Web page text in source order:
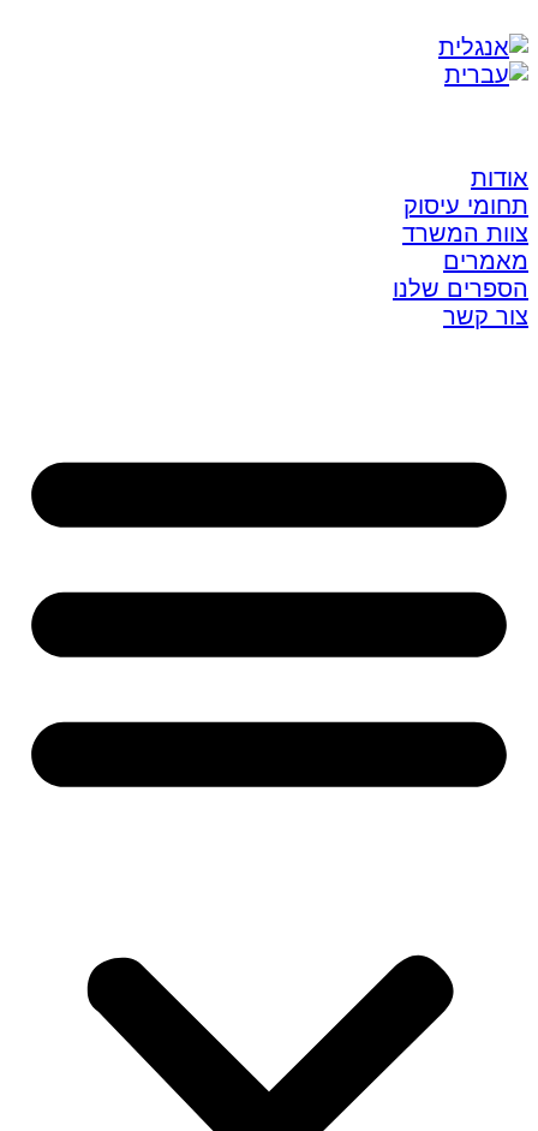
אודות
תחומי עיסוק
צוות המשרד
מאמרים
הספרים שלנו
צור קשר